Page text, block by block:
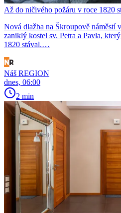
Až do ničivého požáru v roce 1820
Nová dlažba na Škroupově náměstí
zaniklý kostel sv. Petra a Pavla,
1820 stával.…
Náš REGION
dnes, 06:00
2 min